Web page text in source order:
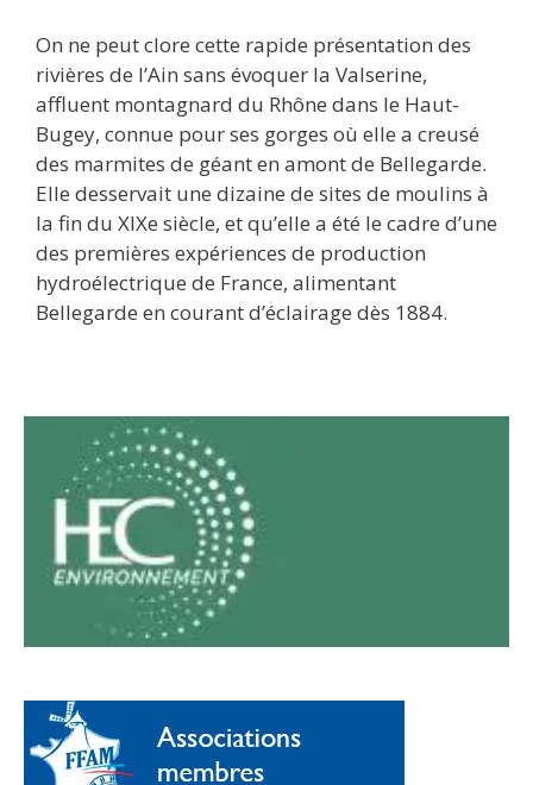
On ne peut clore cette rapide présentation des
rivières de l’Ain sans évoquer la Valserine,
affluent montagnard du Rhône dans le Haut-
Bugey, connue pour ses gorges où elle a creusé
des marmites de géant en amont de Bellegarde.
Elle desservait une dizaine de sites de moulins à
la fin du XIXe siècle, et qu’elle a été le cadre d’une
des premières expériences de production
hydroélectrique de France, alimentant
Bellegarde en courant d’éclairage dès 1884.